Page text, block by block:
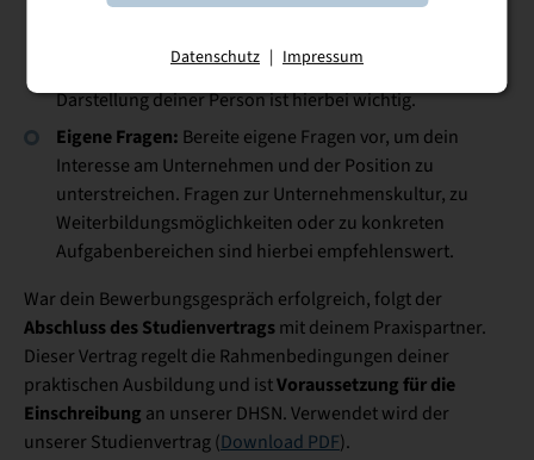
typische Fragen wie „Was sind Ihre Stärken und
Schwächen?“ oder „Warum möchten Sie bei uns
Eine authentische und reflektierte
Darstellung deiner Person ist hierbei wichtig.
Eigene Fragen: Bereite eigene Fragen vor, um dein
Interesse am Unternehmen und der Position zu
unterstreichen. Fragen zur Unternehmenskultur, zu
Weiterbildungsmöglichkeiten oder zu konkreten
Aufgabenbereichen sind hierbei empfehlenswert.
War dein Bewerbungsgespräch erfolgreich, folgt der
Abschluss des Studienvertrags mit deinem Praxispartner.
Dieser Vertrag regelt die Rahmenbedingungen deiner
praktischen Ausbildung und istVoraussetzung für die
Einschreibung an unserer DHSN. Verwendet wird der
unserer Studienvertrag (Download PDF).
Datenschutz | Impressum